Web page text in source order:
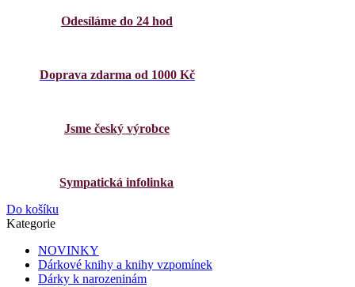
Odesíláme do 24 hod
Doprava zdarma od 1000 Kč
Jsme český výrobce
Sympatická infolinka
Do košíku
Kategorie
NOVINKY
Dárkové knihy a knihy vzpomínek
Dárky k narozeninám